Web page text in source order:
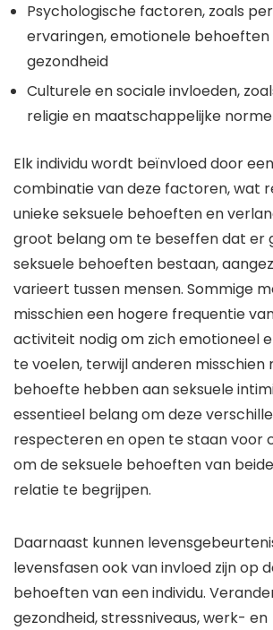
Psychologische factoren, zoals
ervaringen, emotionele
gezondheid
Culturele en sociale invloeden,
religie en maatschappelijke
Elk individu wordt beïnvloed door
combinatie van deze factoren, wat
unieke seksuele behoeften en
groot belang om te beseffen dat er
seksuele behoeften bestaan,
varieert tussen mensen. Sommige
misschien een hogere frequentie
activiteit nodig om zich emotioneel
te voelen, terwijl anderen
behoefte hebben aan seksuele
essentieel belang om deze
respecteren en open te staan voor
om de seksuele behoeften van
relatie te begrijpen.
Daarnaast kunnen
levensfasen ook van invloed zijn op
behoeften van een individu.
gezondheid, stressniveaus, werk- en